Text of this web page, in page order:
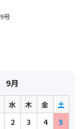
号
9月
水 木 金
土
2 3 4 5